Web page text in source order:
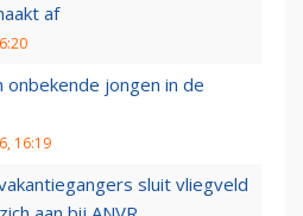
af
onbekende jongen in de
16:19
sluit vliegveld